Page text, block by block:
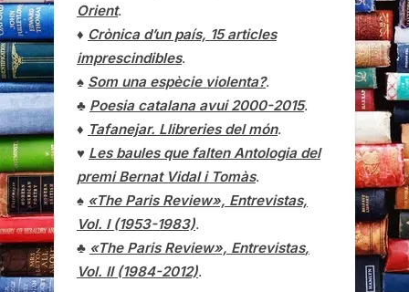
Orient.
♦ Crònica d’un país, 15 articles
imprescindibles.
♠ Som una espècie violenta?.
♣ Poesia catalana avui 2000-2015.
♦ Tafanejar. Llibreries del món.
♥ Les baules que falten Antologia del
premi Bernat Vidal i Tomàs.
♠ «The Paris Review», Entrevistas,
Vol. I (1953-1983).
♣ «The Paris Review», Entrevistas,
Vol. II (1984-2012).